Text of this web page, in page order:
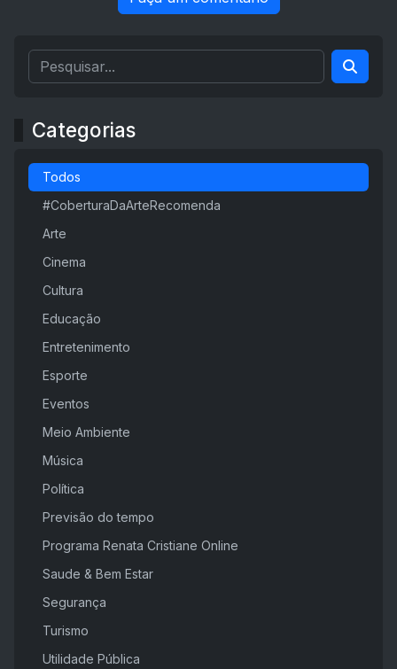
Categorias
Todos
#CoberturaDaArteRecomenda
Arte
Cinema
Cultura
Educação
Entretenimento
Esporte
Eventos
Meio Ambiente
Música
Política
Previsão do tempo
Programa Renata Cristiane Online
Saude & Bem Estar
Segurança
Turismo
Utilidade Pública